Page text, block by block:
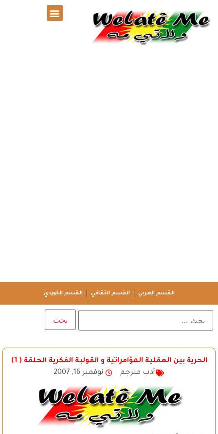
القسم العربي القسم الثقافي القسم الكوردي
الحرية بين العقلية المؤامراتية و القولبة الفكرية الحلقة ( 1)
أدب مترجم
نوفمبر 16, 2007